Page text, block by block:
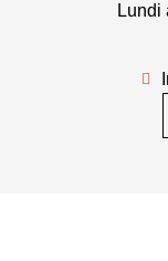
Lundi